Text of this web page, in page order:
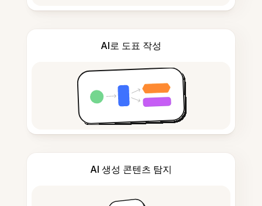
AI로 도표 작성
AI 생성 콘텐츠 탐지